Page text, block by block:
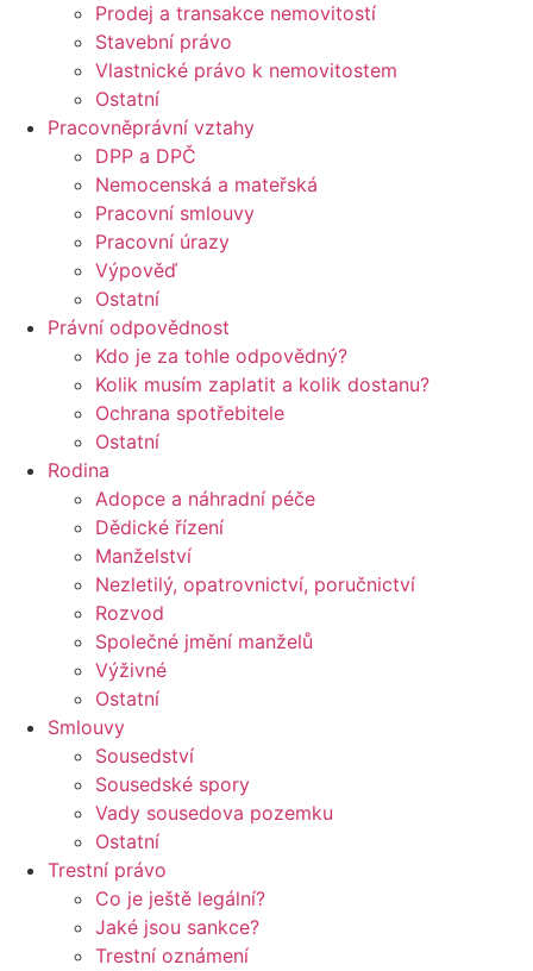
Prodej a transakce nemovitostí
Stavební právo
Vlastnické právo k nemovitostem
Ostatní
Pracovněprávní vztahy
DPP a DPČ
Nemocenská a mateřská
Pracovní smlouvy
Pracovní úrazy
Výpověď
Ostatní
Právní odpovědnost
Kdo je za tohle odpovědný?
Kolik musím zaplatit a kolik dostanu?
Ochrana spotřebitele
Ostatní
Rodina
Adopce a náhradní péče
Dědické řízení
Manželství
Nezletilý, opatrovnictví, poručnictví
Rozvod
Společné jmění manželů
Výživné
Ostatní
Smlouvy
Sousedství
Sousedské spory
Vady sousedova pozemku
Ostatní
Trestní právo
Co je ještě legální?
Jaké jsou sankce?
Trestní oznámení